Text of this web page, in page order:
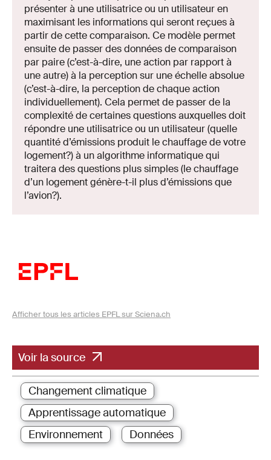
présenter à une utilisatrice ou un utilisateur en
maximisant les informations qui seront reçues à
partir de cette comparaison. Ce modèle permet
ensuite de passer des données de comparaison
par paire (c’est-à-dire, une action par rapport à
une autre) à la perception sur une échelle absolue
(c’est-à-dire, la perception de chaque action
individuellement). Cela permet de passer de la
complexité de certaines questions auxquelles doit
répondre une utilisatrice ou un utilisateur (quelle
quantité d’émissions produit le chauffage de votre
logement?) à un algorithme informatique qui
traitera des questions plus simples (le chauffage
d’un logement génère-t-il plus d’émissions que
l’avion?).
Afficher tous les articles EPFL sur Sciena.ch
Voir la source
Changement climatique
Apprentissage automatique
Environnement
Données